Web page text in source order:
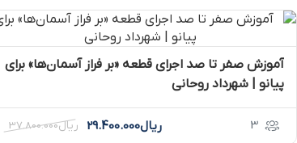
آموزش صفر تا صد اجرای قطعه «بر فراز آسمان‌ها» برای
پیانو | شهرداد روحانی
3 ریال37.800.000 ریال29.400.000